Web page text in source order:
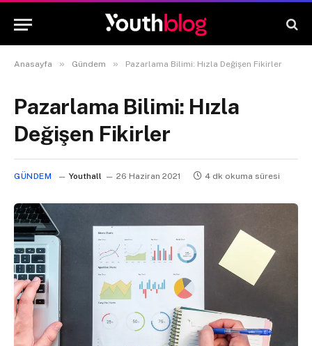
Anasayfa » Gündem » Pazarlama Bilimi: Hızla Değişen Fikirler
Pazarlama Bilimi: Hızla
Değişen Fikirler
GÜNDEM Youthall 26 Haziran 2021 4 dk okuma süresi